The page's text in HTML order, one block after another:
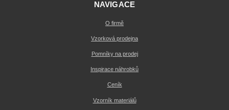
NAVIGACE
O firmě
Vzorková prodejna
Pomníky na prodej
Inspirace náhrobků
Ceník
Vzorník materiálů